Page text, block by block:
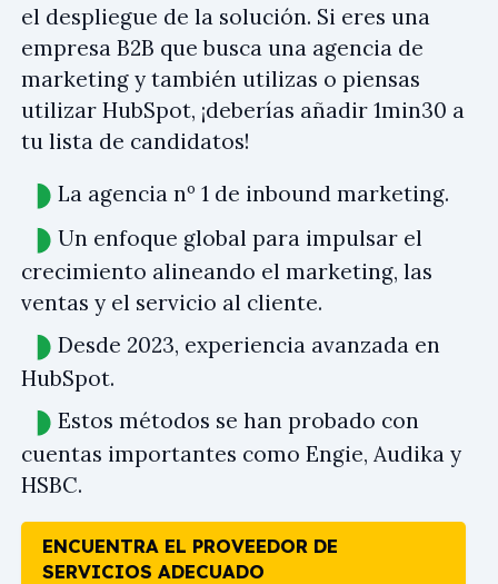
el despliegue de la solución. Si eres una
empresa B2B que busca una agencia de
marketing y también utilizas o piensas
utilizar HubSpot, ¡deberías añadir 1min30 a
tu lista de candidatos!
La agencia nº 1 de inbound marketing.
Un enfoque global para impulsar el
crecimiento alineando el marketing, las
ventas y el servicio al cliente.
Desde 2023, experiencia avanzada en
HubSpot.
Estos métodos se han probado con
cuentas importantes como Engie, Audika y
HSBC.
ENCUENTRA EL PROVEEDOR DE
SERVICIOS ADECUADO